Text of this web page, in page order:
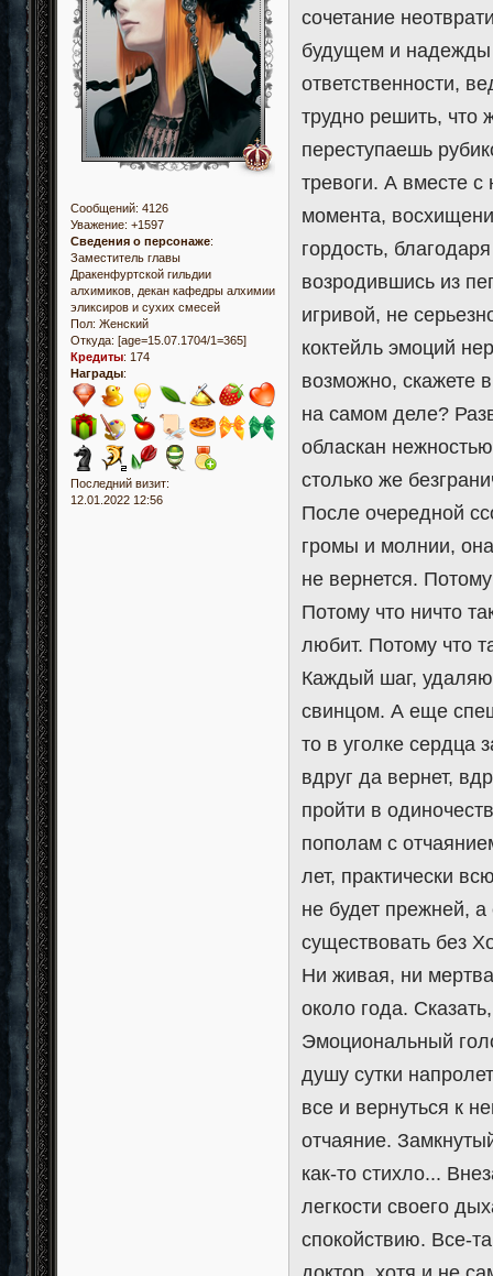
Сообщений: 4126
Уважение: +1597
Сведения о персонаже:
Заместитель главы
Дракенфуртской гильдии
алхимиков, декан кафедры алхимии
эликсиров и сухих смесей
Пол: Женский
Откуда: [age=15.07.1704/1=365]
Кредиты: 174
Награды:
Последний визит:
12.01.2022 12:56
сочетание
будущем и надежды
ответственности,
трудно решить,
переступаешь
тревоги. А вместе
момента,
гордость,
возродившись из
игривой, не
коктейль эмоций
возможно, скажете
на самом деле?
обласкан
столько же
После очередной
громы и молнии,
не вернется.
Потому что ничто
любит. Потому что
Каждый шаг,
свинцом. А еще
то в уголке сердца
вдруг да вернет,
пройти в
пополам с
лет, практически
не будет прежней,
существовать без
Ни живая, ни
около года.
Эмоциональный
душу сутки
все и вернуться к
отчаяние.
как-то стихло...
легкости своего
спокойствию. Все-